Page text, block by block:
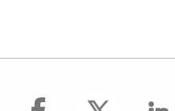
facebook